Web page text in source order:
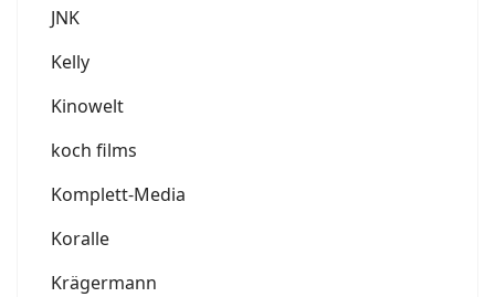
JNK
Kelly
Kinowelt
koch films
Komplett-Media
Koralle
Krägermann